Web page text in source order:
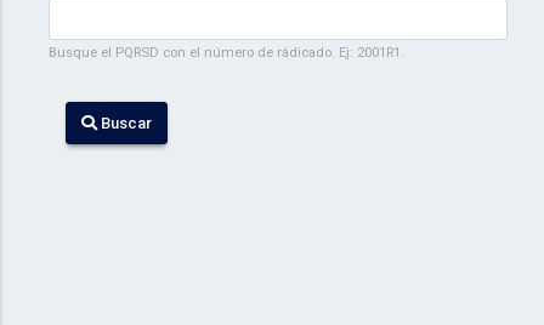
Busque el PQRSD con el número de rádicado. Ej: 2001R1.
Buscar